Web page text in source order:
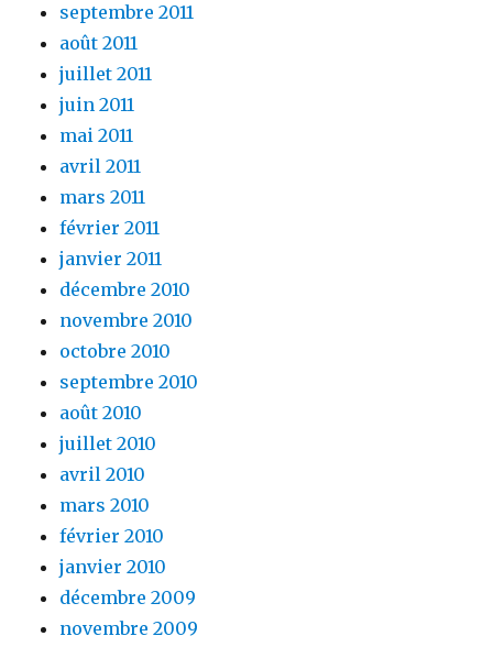
septembre 2011
août 2011
juillet 2011
juin 2011
mai 2011
avril 2011
mars 2011
février 2011
janvier 2011
décembre 2010
novembre 2010
octobre 2010
septembre 2010
août 2010
juillet 2010
avril 2010
mars 2010
février 2010
janvier 2010
décembre 2009
novembre 2009